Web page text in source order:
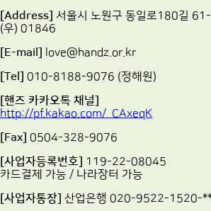
[Address] 서울시 노원구 동일로180길
(우) 01846
[E-mail] love@handz.or.kr
[Tel] 010-8188-9076 (정해원)
[핸즈 카카오톡 채널]
http://pf.kakao.com/_CAxeqK
[Fax] 0504-328-9076
[사업자등록번호] 119-22-08045
카드결제 가능 / 나라장터 가능
[사업자통장] 산업은행 020-9522-1520-